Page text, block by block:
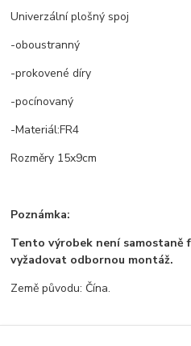
Univerzální plošný spoj
-oboustranný
-prokovené díry
-pocínovaný
-Materiál:FR4
Rozměry 15x9cm
Poznámka:
Tento výrobek není samostaně
vyžadovat odbornou montáž.
Země původu: Čína.